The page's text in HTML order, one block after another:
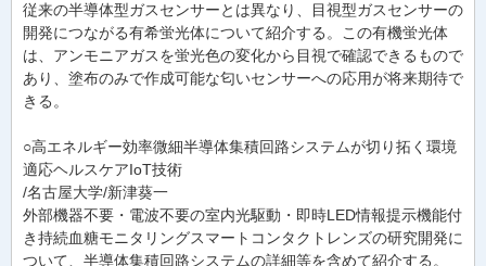
従来の半導体型ガスセンサーとは異なり、目視型ガスセンサーの
開発につながる有希蛍光体について紹介する。この有機蛍光体
は、アンモニアガスを蛍光色の変化から目視で確認できるもので
あり、塗布のみで作成可能な匂いセンサーへの応用が将来期待で
きる。
○高エネルギー効率微細半導体集積回路システムが切り拓く環境
適応ヘルスケアIoT技術
/名古屋大学/新津葵一
外部機器不要・電波不要の室内光駆動・即時LED情報提示機能付
き持続血糖モニタリングスマートコンタクトレンズの研究開発に
ついて、半導体集積回路システムの詳細等を含めて紹介する。